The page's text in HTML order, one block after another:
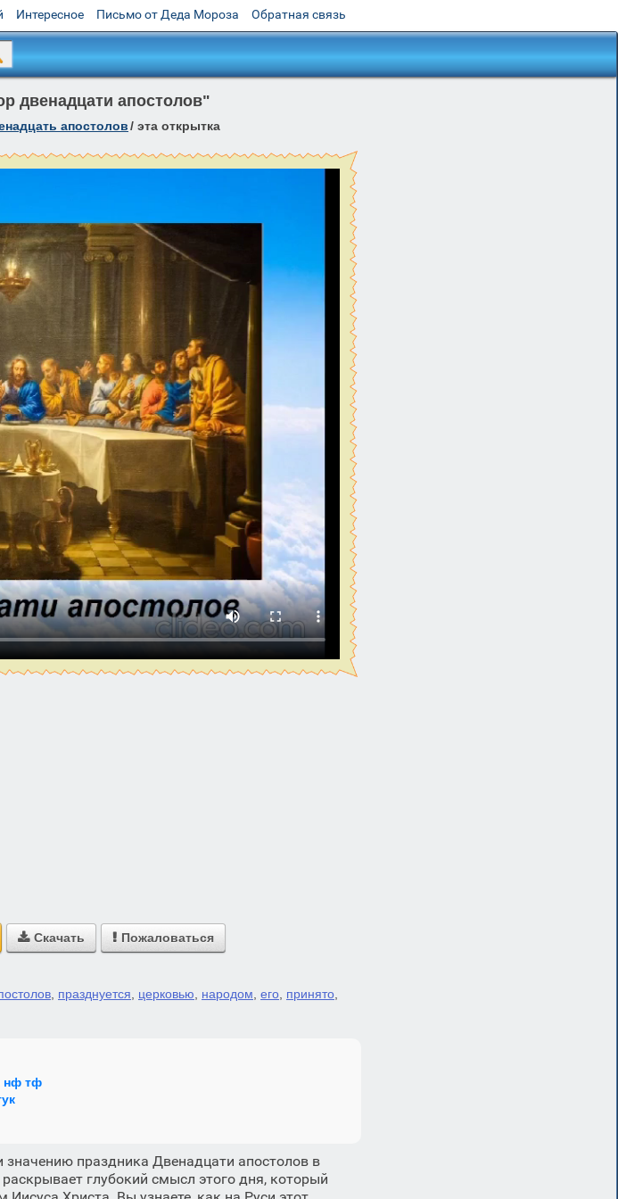
Интересное Письмо от Деда Мороза Обратная связь
двенадцати апостолов"
апостолов/ эта открытка
 Скачать  Пожаловаться
празднуется церковью народом его принято
нф тф
значению праздника Двенадцати апостолов в
глубокий смысл этого дня, который